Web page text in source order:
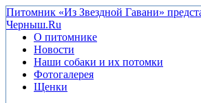
Питомник «Из Звездной Гавани»
Черныш.Ru
О питомнике
Новости
Наши собаки и их потомки
Фотогалерея
Щенки